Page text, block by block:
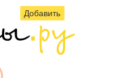
Добавить